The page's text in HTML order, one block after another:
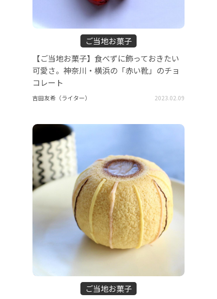
ご当地お菓子
【ご当地お菓子】食べずに飾っておきたい
可愛さ。神奈川・横浜の「赤い靴」のチョ
コレート
吉田友希（ライター） 2023.02.09
ご当地お菓子